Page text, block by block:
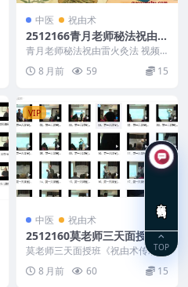
中医 祝由术
2512166青月老师秘法祝由雷
火灸法 视频+文档Y
青月老师秘法祝由雷火灸法 视频
+文档Y 2512166 1.jpg 2.jpg ...
8 月前 59 15
VIP
中医 祝由术
2512160莫老师三天面授班
《祝由术传承班面授课》79
集 视频Y
莫老师三天面授班《祝由术传承班
面授课》79集 视频Y 2512160 ├─
─ 3...8 月前 60 15
TOP